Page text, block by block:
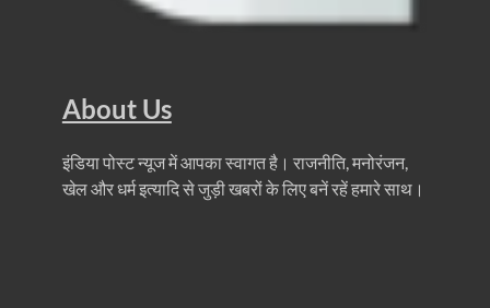
Air Fare Issue: इंडिगो संकट के बीच बढ़े हुए हवाई किराए
About Us
इंडिया पोस्ट न्यूज में आपका स्वागत है। राजनीति, मनोरंजन,
खेल और धर्म इत्यादि से जुड़ी खबरों के लिए बनें रहें हमारे साथ।